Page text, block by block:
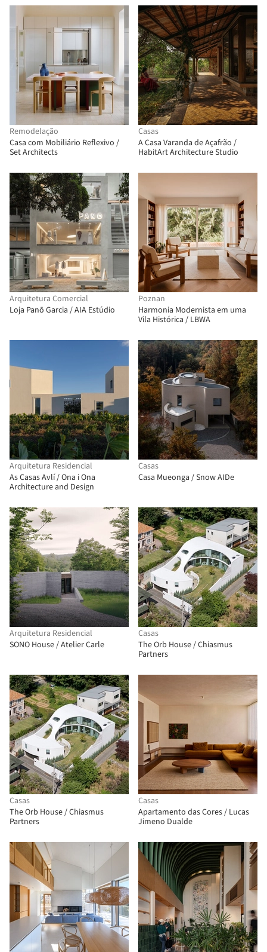
Remodelação
Casa com Mobiliário Reflexivo /
Set Architects
Casas
A Casa Varanda de Açafrão /
HabitArt Architecture Studio
Arquitetura Comercial
Loja Panō Garcia / AIA Estúdio
Poznan
Harmonia Modernista em uma
Vila Histórica / LBWA
Arquitetura Residencial
As Casas Avlí / Ona i Ona
Architecture and Design
Casas
Casa Mueonga / Snow AIDe
Arquitetura Residencial
SONO House / Atelier Carle
Casas
The Orb House / Chiasmus
Partners
Casas
The Orb House / Chiasmus
Partners
Casas
Apartamento das Cores / Lucas
Jimeno Dualde